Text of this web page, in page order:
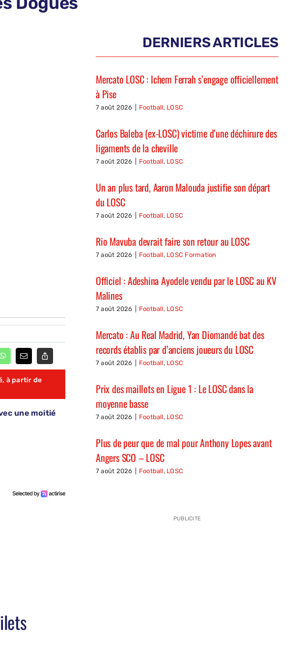
à partir de
une moitié
DERNIERS ARTICLES
Mercato LOSC : Ichem Ferrah s’engage officiellement
à Pise
7 août 2026 Football, LOSC
Carlos Baleba (ex-LOSC) victime d’une déchirure des
ligaments de la cheville
7 août 2026 Football, LOSC
Un an plus tard, Aaron Malouda justifie son départ
du LOSC
7 août 2026 Football, LOSC
Rio Mavuba devrait faire son retour au LOSC
7 août 2026 Football, LOSC Formation
Officiel : Adeshina Ayodele vendu par le LOSC au KV
Malines
7 août 2026 Football, LOSC
Mercato : Au Real Madrid, Yan Diomandé bat des
records établis par d’anciens joueurs du LOSC
7 août 2026 Football, LOSC
Prix des maillots en Ligue 1 : Le LOSC dans la
moyenne basse
7 août 2026 Football, LOSC
Plus de peur que de mal pour Anthony Lopes avant
Angers SCO – LOSC
7 août 2026 Football, LOSC
PUBLICITE